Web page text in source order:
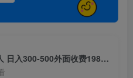
（7442期）iso掘金小游戏单人 日入300-500外面收费1980的项目【揭秘】